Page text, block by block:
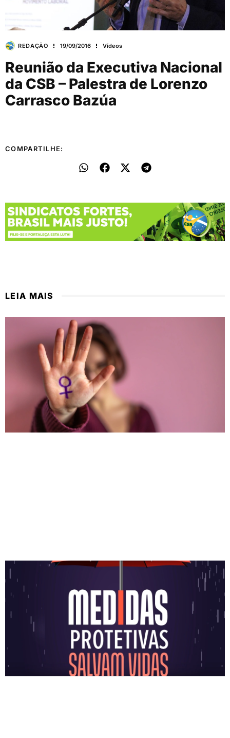
REDAÇÃO 19/09/2016 Vídeos
Reunião da Executiva Nacional
da CSB – Palestra de Lorenzo
Carrasco Bazúa
COMPARTILHE:
LEIA MAIS